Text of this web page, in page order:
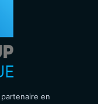
en